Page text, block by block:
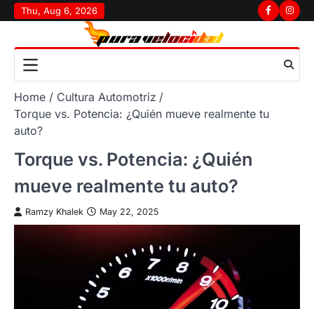
Skip
to
Thu, Aug 6, 2026 Facebook
Home
Cultura Automotriz
Torque vs. Potencia: ¿Quién mueve realmente tu
auto?
Torque vs. Potencia: ¿Quién
mueve realmente tu auto?
Ramzy Khalek May 22, 2025